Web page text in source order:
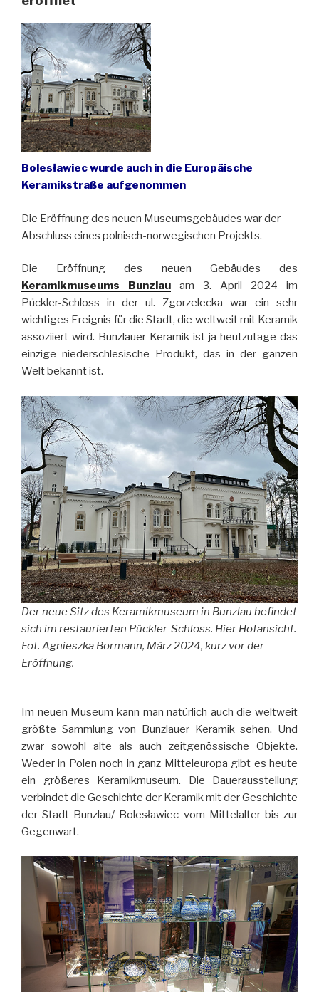
Bolesławiec wurde auch in die Europäische
Keramikstraße aufgenommen
Die Eröffnung des neuen Museumsgebäudes war der
Abschluss eines polnisch-norwegischen Projekts.
Die Eröffnung des neuen Gebäudes des
Keramikmuseums Bunzlau am 3. April 2024 im
Pückler-Schloss in der ul. Zgorzelecka war ein sehr
wichtiges Ereignis für die Stadt, die weltweit mit Keramik
assoziiert wird. Bunzlauer Keramik ist ja heutzutage das
einzige niederschlesische Produkt, das in der ganzen
Welt bekannt ist.
Der neue Sitz des Keramikmuseum in Bunzlau befindet
sich im restaurierten Pückler-Schloss. Hier Hofansicht.
Fot. Agnieszka Bormann, März 2024, kurz vor der
Eröffnung.
Im neuen Museum kann man natürlich auch die weltweit
größte Sammlung von Bunzlauer Keramik sehen. Und
zwar sowohl alte als auch zeitgenössische Objekte.
Weder in Polen noch in ganz Mitteleuropa gibt es heute
ein größeres Keramikmuseum. Die Dauerausstellung
verbindet die Geschichte der Keramik mit der Geschichte
der Stadt Bunzlau/ Bolesławiec vom Mittelalter bis zur
Gegenwart.